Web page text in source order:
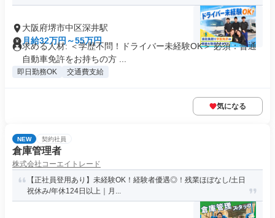
大阪府堺市中区深井駅
月給32万円～55万円
求める人材: ＜学歴不問！ドライバー未経験OK＞ 必須：普通
自動車免許をお持ちの方 ...
即日勤務OK 交通費支給
気になる
NEW 契約社員
倉庫管理者
株式会社コーエイトレード
【正社員登用あり】未経験OK！経験者優遇◎！残業ほぼなし/土日
祝休み/年休124日以上｜月...